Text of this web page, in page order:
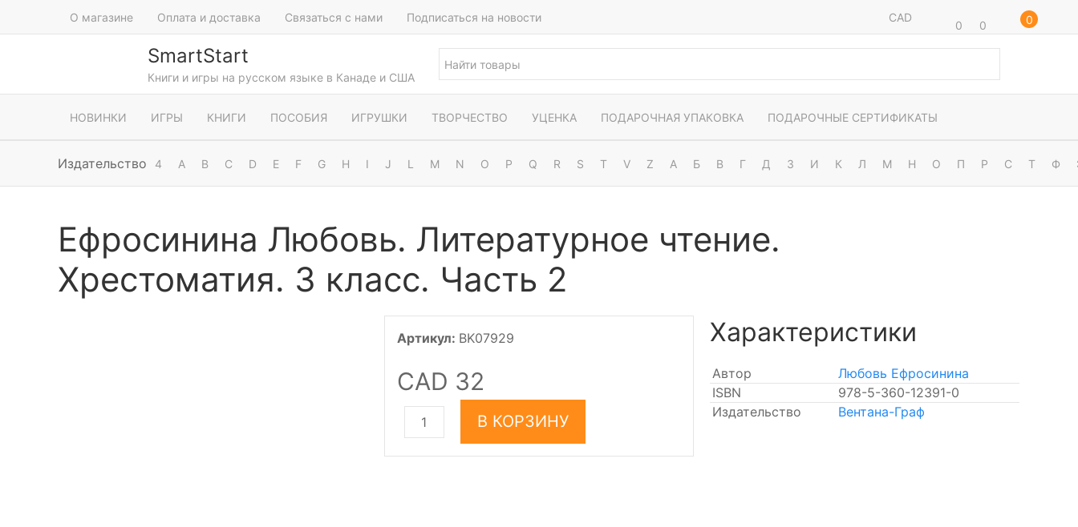
О магазине Оплата и доставка Связаться с нами Подписаться на новости CAD
0 0 0
SmartStart
Книги и игры на русском языке в Канаде и США
НОВИНКИ ИГРЫ КНИГИ ПОСОБИЯ ИГРУШКИ ТВОРЧЕСТВО УЦЕНКА ПОДАРОЧНАЯ УПАКОВКА ПОДАРОЧНЫЕ СЕРТИФИКАТЫ
Издательство 4 A B C D E F G H I J L M N O P Q R S T V Z А Б В Г Д З И К Л М Н О П Р С Т Ф
Ефросинина Любовь. Литературное чтение.
Хрестоматия. 3 класс. Часть 2
Артикул: BK07929
CAD 32
В КОРЗИНУ
Характеристики
Автор
Любовь Ефросинина
ISBN
978-5-360-12391-0
Издательство
Вентана-Граф